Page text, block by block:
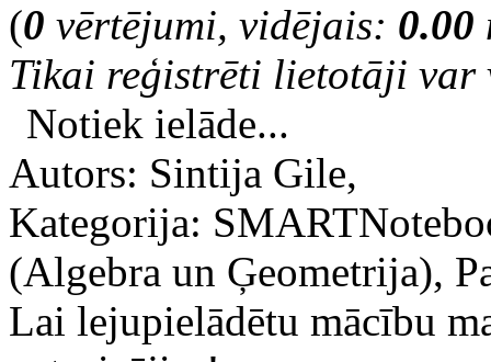
(0 vērtējumi, vidējais: 0.00
Tikai reģistrēti lietotāji var
Notiek ielāde...
Autors: Sintija Gile,
Kategorija:
(Algebra un Ģeometrija),
Lai lejupielādētu mācību